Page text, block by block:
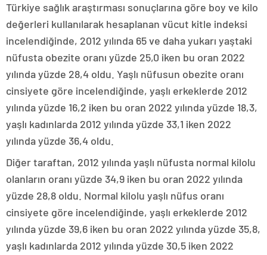
Türkiye sağlık araştırması sonuçlarına göre boy ve kilo
değerleri kullanılarak hesaplanan vücut kitle indeksi
incelendiğinde, 2012 yılında 65 ve daha yukarı yaştaki
nüfusta obezite oranı yüzde 25,0 iken bu oran 2022
yılında yüzde 28,4 oldu. Yaşlı nüfusun obezite oranı
cinsiyete göre incelendiğinde, yaşlı erkeklerde 2012
yılında yüzde 16,2 iken bu oran 2022 yılında yüzde 18,3,
yaşlı kadınlarda 2012 yılında yüzde 33,1 iken 2022
yılında yüzde 36,4 oldu.
Diğer taraftan, 2012 yılında yaşlı nüfusta normal kilolu
olanların oranı yüzde 34,9 iken bu oran 2022 yılında
yüzde 28,8 oldu. Normal kilolu yaşlı nüfus oranı
cinsiyete göre incelendiğinde, yaşlı erkeklerde 2012
yılında yüzde 39,6 iken bu oran 2022 yılında yüzde 35,8,
yaşlı kadınlarda 2012 yılında yüzde 30,5 iken 2022